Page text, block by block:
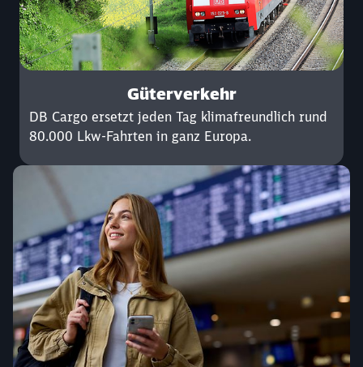
Güterverkehr
DB Cargo ersetzt jeden Tag klimafreundlich rund
80.000 Lkw-Fahrten in ganz Europa.